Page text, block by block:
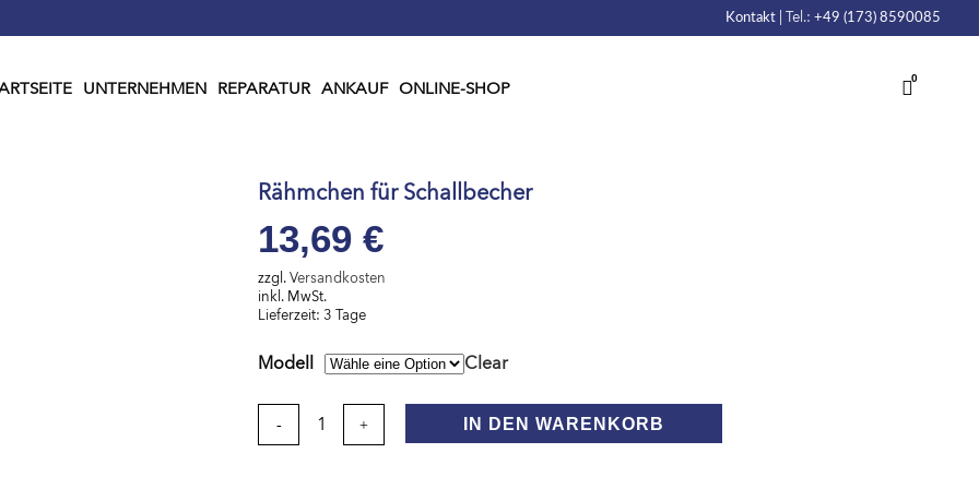
Kontakt | Tel.:+49 (173) 8590085
0
UNTERNEHMEN REPARATUR ANKAUF ONLINE-SHOP
Rähmchen für Schallbecher
13,69€
zzgl.Versandkosten
Lieferzeit: 3 Tage
Modell Clear
Rähmchen IN DEN WARENKORB